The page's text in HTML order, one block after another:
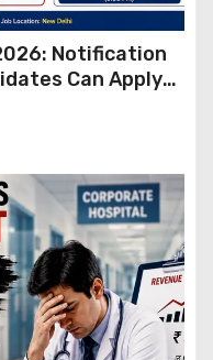
Notification
Can Apply